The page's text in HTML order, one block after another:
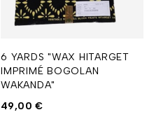
6 YARDS "WAX HITARGET
IMPRIMÉ BOGOLAN
WAKANDA"
49,00€